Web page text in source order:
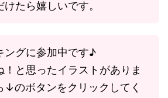
けたら嬉しいです。
ングに参加中です♪
！と思ったイラストがありま
↓のボタンをクリックしてく